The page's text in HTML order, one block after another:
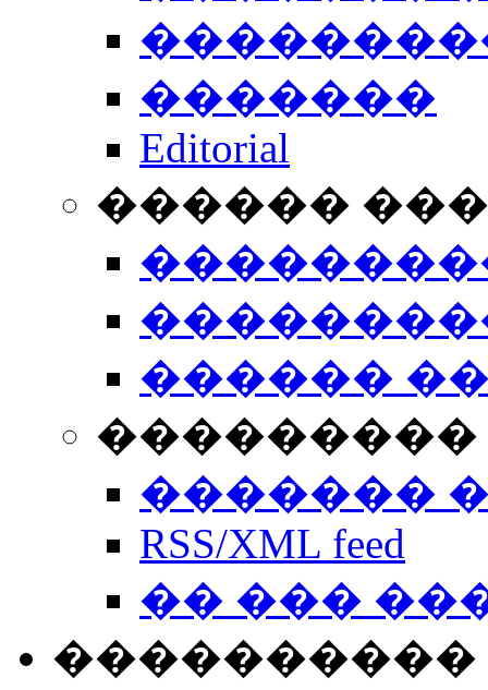
�������
Editorial
������
������
���������
�������
RSS/XML feed
�� ���
����������